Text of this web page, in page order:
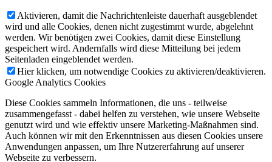
Aktivieren, damit die Nachrichtenleiste dauerhaft ausgeblendet
wird und alle Cookies, denen nicht zugestimmt wurde, abgelehnt
werden. Wir benötigen zwei Cookies, damit diese Einstellung
gespeichert wird. Andernfalls wird diese Mitteilung bei jedem
Seitenladen eingeblendet werden.
Hier klicken, um notwendige Cookies zu aktivieren/deaktivieren.
Google Analytics Cookies
Diese Cookies sammeln Informationen, die uns - teilweise
zusammengefasst - dabei helfen zu verstehen, wie unsere Webseite
genutzt wird und wie effektiv unsere Marketing-Maßnahmen sind.
Auch können wir mit den Erkenntnissen aus diesen Cookies unsere
Anwendungen anpassen, um Ihre Nutzererfahrung auf unserer
Webseite zu verbessern.